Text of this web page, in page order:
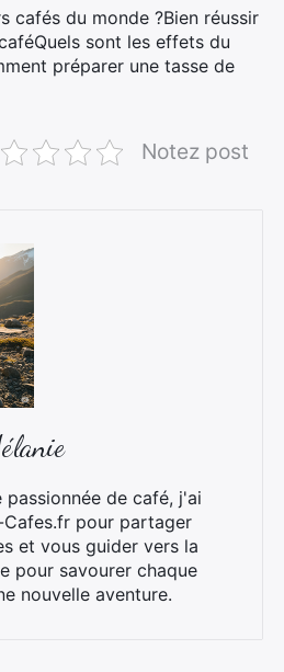
cafés du monde ?Bien réussir
sont les effets du
préparer une tasse de
Notez post
de café, j'ai
Cafes.fr pour partager
et vous guider vers la
pour savourer chaque
nouvelle aventure.